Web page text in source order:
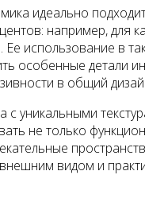
идеально
например, для
использование в
особенные детали
в общий
с уникальными
не только
видом и